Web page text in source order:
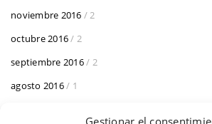
Gestionar el
noviembre 2016 / 2
octubre 2016/ 2
septiembre 2016/ 2
agosto 2016/ 1